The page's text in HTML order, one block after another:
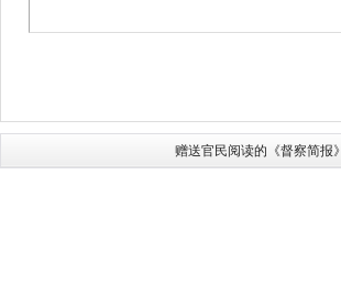
赠送官民阅读的《督察简报》